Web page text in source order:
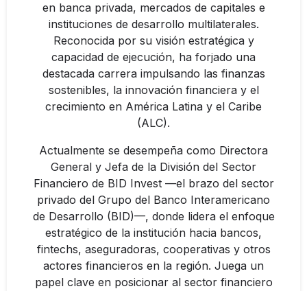
en banca privada, mercados de capitales e
instituciones de desarrollo multilaterales.
Reconocida por su visión estratégica y
capacidad de ejecución, ha forjado una
destacada carrera impulsando las finanzas
sostenibles, la innovación financiera y el
crecimiento en América Latina y el Caribe
(ALC).
Actualmente se desempeña como Directora
General y Jefa de la División del Sector
Financiero de BID Invest —el brazo del sector
privado del Grupo del Banco Interamericano
de Desarrollo (BID)—, donde lidera el enfoque
estratégico de la institución hacia bancos,
fintechs, aseguradoras, cooperativas y otros
actores financieros en la región. Juega un
papel clave en posicionar al sector financiero